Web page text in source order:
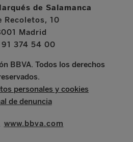
de Salamanca
Recoletos, 10
Madrid
374 54 00
BBVA. Todos los derechos
personales y cookies
de denuncia
www.bbva.com